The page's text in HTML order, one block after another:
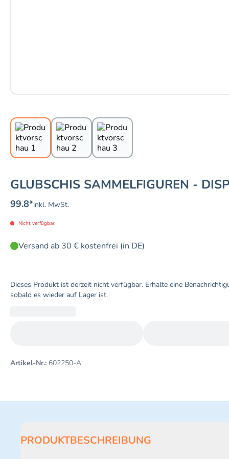
GLUBSCHIS SAMMELFIGUREN -
99.8*inkl. MwSt.
Nicht verfügbar
Versand ab 30 € kostenfrei (in DE)
Dieses Produkt ist derzeit nicht verfügbar. Erhalte eine
sobald es wieder auf Lager ist.
Artikel-Nr.: 602250-A
PRODUKTBESCHREIBUNG